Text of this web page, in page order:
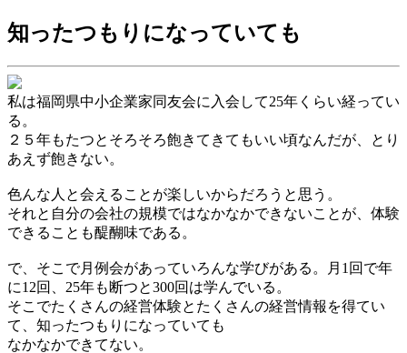
知ったつもりになっていても
私は福岡県中小企業家同友会に入会して25年くらい経ってい
る。
２５年もたつとそろそろ飽きてきてもいい頃なんだが、とり
あえず飽きない。
色んな人と会えることが楽しいからだろうと思う。
それと自分の会社の規模ではなかなかできないことが、体験
できることも醍醐味である。
で、そこで月例会があっていろんな学びがある。月1回で年
に12回、25年も断つと300回は学んでいる。
そこでたくさんの経営体験とたくさんの経営情報を得てい
て、知ったつもりになっていても
なかなかできてない。